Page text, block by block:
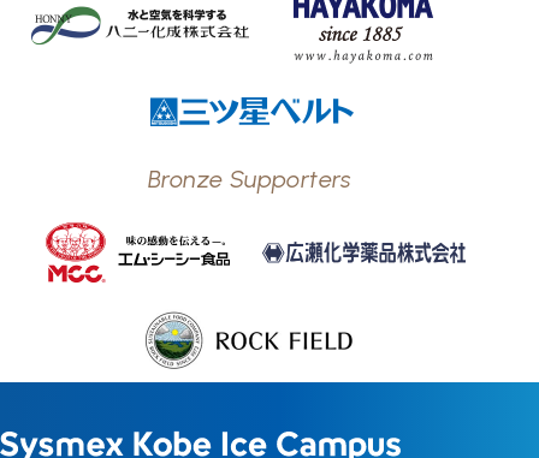
Bronze Supporters